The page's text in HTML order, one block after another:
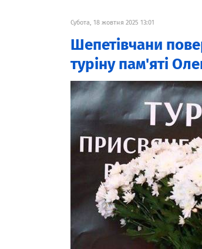
Субота, 18 жовтня 2025 13:01
Шепетівчани
туріну пам'яті